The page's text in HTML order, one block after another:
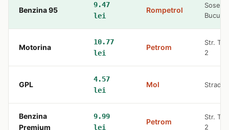
Benzina 95
9.47
lei
Rompetrol
Motorina
10.77
lei
Petrom
Str.
2
GPL
4.57
lei
Mol Strada
Benzina
Premium
9.99
lei
Petrom
Str.
2